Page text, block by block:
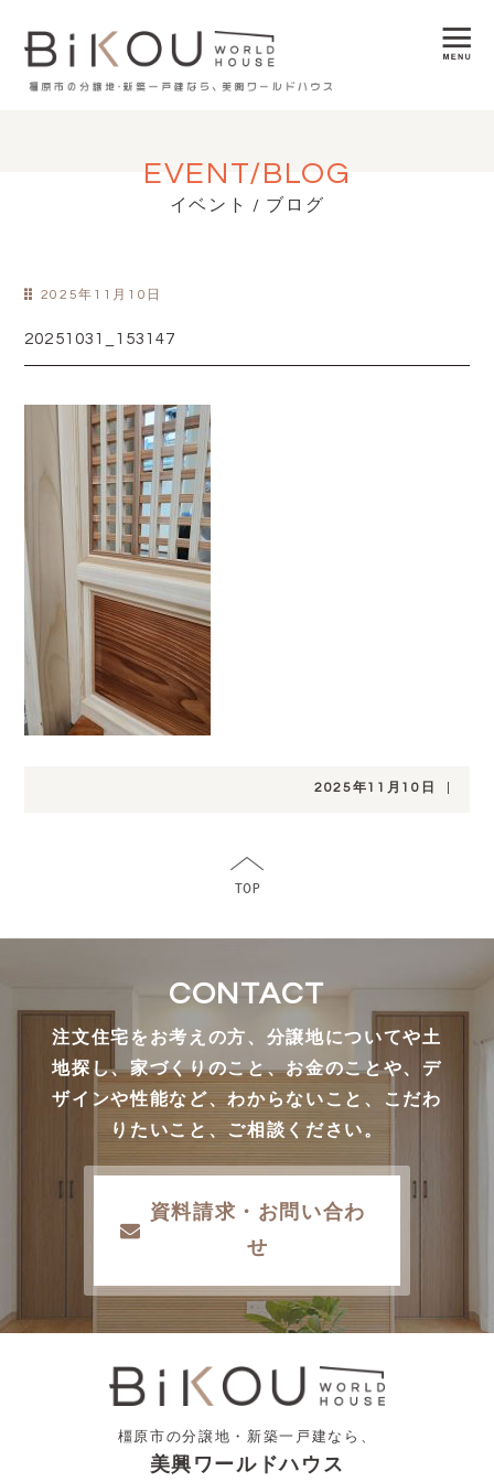
EVENT/BLOG
イベント / ブログ
2025年11月10日
20251031_153147
2025年11月10日
CONTACT
注文住宅をお考えの方、分譲地についてや土
地探し、家づくりのこと、お金のことや、デ
ザインや性能など、わからないこと、こだわ
りたいこと、ご相談ください。
資料請求・お問い合わ
せ
橿原市の分譲地・新築一戸建なら、
美興ワールドハウス